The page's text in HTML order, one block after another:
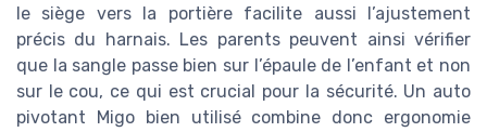
le siège vers la portière facilite aussi l’ajustement
précis du harnais. Les parents peuvent ainsi vérifier
que la sangle passe bien sur l’épaule de l’enfant et non
sur le cou, ce qui est crucial pour la sécurité. Un auto
pivotant Migo bien utilisé combine donc ergonomie